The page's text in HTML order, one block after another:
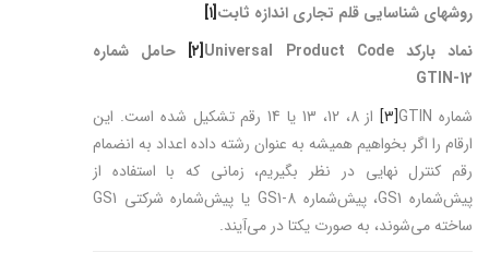
روش­های شناسايی قلم تجاری اندازه ثابت[۱]
نماد بارکدUniversal Product Code[۲]
حامل شماره
GTIN-12
شماره GTIN
[۳]
از 8، 12، 13 یا 14 رقم تشکیل شده است. این
ارقام را اگر بخواهیم همیشه به عنوان رشته داده اعداد به انضمام
رقم کنترل نهایی در نظر بگیریم، زمانی که با استفاده از
پيش‌شماره GS1، پيش‌شماره GS1-8 یا پيش‌شماره شرکتی GS1
ساخته می‌شوند، به صورت يكتا در می‌آيند.